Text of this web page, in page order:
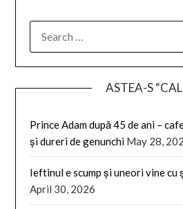
FOR:
ASTEA-S
Prince Adam după 45 de ani –
și dureri de genunchi May 28,
Ieftinul e scump și uneori vine cu
April 30, 2026